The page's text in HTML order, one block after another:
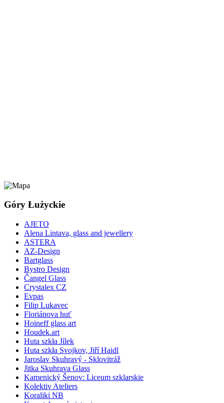
Góry Łużyckie
AJETO
Alena Lintava, glass and jewellery
ASTERA
AZ-Design
Bartglass
Bystro Design
Čangel Glass
Crystalex CZ
Evpas
Filip Lukavec
Floriánova huť
Hoineff glass art
Houdek.art
Huta szkła Jílek
Huta szkła Svojkov, Jiří Haidl
Jaroslav Skuhravý - Sklovitráž
Jitka Skuhrava Glass
Kamenický Šenov: Liceum szklarskie
Kolektiv Ateliers
Koraliki NB